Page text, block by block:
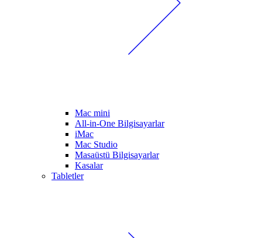
Mac mini
All-in-One Bilgisayarlar
iMac
Mac Studio
Masaüstü Bilgisayarlar
Kasalar
Tabletler